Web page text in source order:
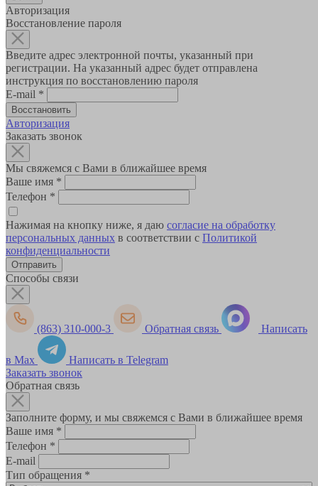
Авторизация
Восстановление пароля
Введите адрес электронной почты, указанный при
регистрации. На указанный адрес будет отправлена
инструкция по восстановлению пароля
E-mail *
Авторизация
Заказать звонок
Мы свяжемся с Вами в ближайшее время
Ваше имя *
Телефон *
Нажимая на кнопку ниже, я даю согласие на обработку
персональных данных в соответствии с Политикой
конфиденциальности
Способы связи
(863) 310-000-3 Обратная связь Написать
в Max
Написать в Telegram
Заказать звонок
Обратная связь
Заполните форму, и мы свяжемся с Вами в ближайшее время
Ваше имя *
Телефон *
E-mail
Тип обращения *